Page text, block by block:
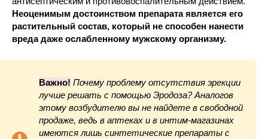
Неоценимым достоинством препарата является его
растительный состав, который не способен нанести
вреда даже ослабленному мужскому организму.
Важно! Почему проблему отсутствия эрекции
лучше решать с помощью Эродоза? Аналогов
этому возбудителю вы не найдете в свободной
продаже, ведь в аптеках и в интим-магазинах
имеются лишь синтетические препараты с